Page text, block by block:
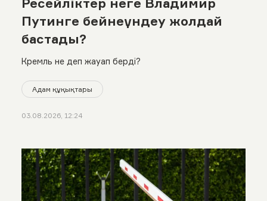
Путинге бейнеүндеу жолдай
бастады?
Кремль не деп жауап берді?
Адам құқықтары
03.08.2026, 12:24